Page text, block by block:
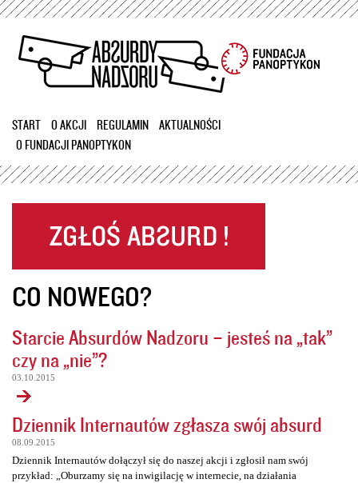
Przejdź
treści
START O AKCJI REGULAMIN
AKTUALNOŚCI
O FUNDACJI PANOPTYKON
CO NOWEGO?
Starcie Absurdów Nadzoru – jesteś na „tak”
czy na „nie”?
03.10.2015
Dziennik Internautów zgłasza swój absurd
08.09.2015
Dziennik Internautów dołączył się do naszej akcji i zgłosił nam swój
przykład: „Oburzamy się na inwigilację w internecie, na działania